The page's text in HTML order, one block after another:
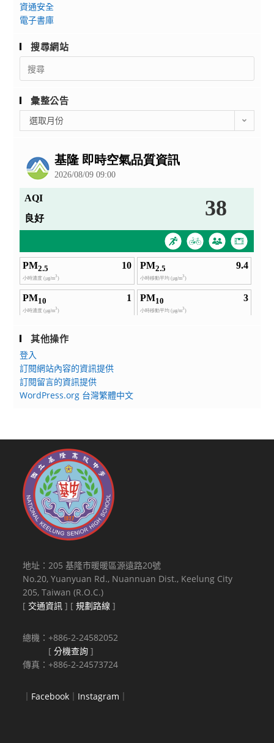
資通安全
電子書庫
搜尋網站
Search
for:
彙整公告
整
選取月份
其他操作
登入
訂閱網站內容的資訊提供
訂閱留言的資訊提供
WordPress.org 台灣繁體中文
地址：205 基隆市暖暖區源遠路20號
No.20, Yuanyuan Rd., Nuannuan Dist., Keelung City
205, Taiwan (R.O.C.)
[ 交通資訊 ] [規劃路線 ]
總機：+886-2-24582052
[分機查詢 ]
傳真：+886-2-24573724
Facebook Instagram